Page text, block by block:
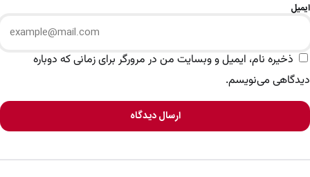
ایمیل
ذخیره نام، ایمیل و وبسایت من در مرورگر برای زمانی که دوباره
دیدگاهی می‌نویسم.
ارسال دیدگاه